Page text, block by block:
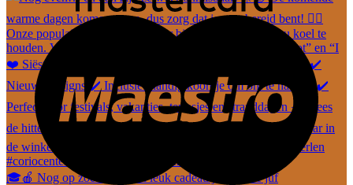
🎓🍎 Nog op zoek naar een leuk cadeautje voor de juf